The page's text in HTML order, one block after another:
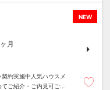
NEW
月
約実施中人気ハウスメ
ご紹介・ご内見可ご予